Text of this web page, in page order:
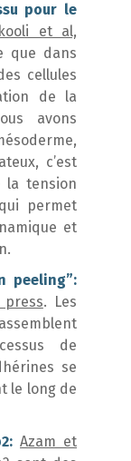
pour le
et al,
que dans
cellules
de la
avons
c’est
la tension
permet
et
peeling”:
press. Les
de
se
le long de
Azam et